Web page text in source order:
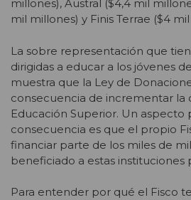
millones), Austral ($4,4 mil
mil millones) y Finis Terrae ($4
La sobre representación que
dirigidas a educar a los jóvenes
muestra que la Ley de
consecuencia de incrementar la
Educación Superior. Un
consecuencia es que el propio
financiar parte de los miles de
beneficiado a estas instituciones
Para entender por qué el Fisco